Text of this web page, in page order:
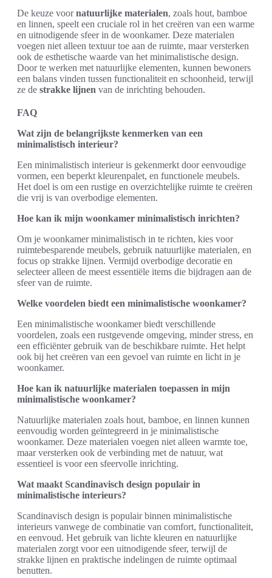
De keuze voornatuurlijke materialen, zoals hout, bamboe
en linnen, speelt een cruciale rol in het creëren van een warme
en uitnodigende sfeer in de woonkamer. Deze materialen
voegen niet alleen textuur toe aan de ruimte, maar versterken
ook de esthetische waarde van het minimalistische design.
Door te werken met natuurlijke elementen, kunnen bewoners
een balans vinden tussen functionaliteit en schoonheid, terwijl
ze de strakke lijnen van de inrichting behouden.
FAQ
Wat zijn de belangrijkste kenmerken van een
minimalistisch interieur?
Een minimalistisch interieur is gekenmerkt door eenvoudige
vormen, een beperkt kleurenpalet, en functionele meubels.
Het doel is om een rustige en overzichtelijke ruimte te creëren
die vrij is van overbodige elementen.
Hoe kan ik mijn woonkamer minimalistisch inrichten?
Om je woonkamer minimalistisch in te richten, kies voor
ruimtebesparende meubels, gebruik natuurlijke materialen, en
focus op strakke lijnen. Vermijd overbodige decoratie en
selecteer alleen de meest essentiële items die bijdragen aan de
sfeer van de ruimte.
Welke voordelen biedt een minimalistische woonkamer?
Een minimalistische woonkamer biedt verschillende
voordelen, zoals een rustgevende omgeving, minder stress, en
een efficiënter gebruik van de beschikbare ruimte. Het helpt
ook bij het creëren van een gevoel van ruimte en licht in je
woonkamer.
Hoe kan ik natuurlijke materialen toepassen in mijn
minimalistische woonkamer?
Natuurlijke materialen zoals hout, bamboe, en linnen kunnen
eenvoudig worden geïntegreerd in je minimalistische
woonkamer. Deze materialen voegen niet alleen warmte toe,
maar versterken ook de verbinding met de natuur, wat
essentieel is voor een sfeervolle inrichting.
Wat maakt Scandinavisch design populair in
minimalistische interieurs?
Scandinavisch design is populair binnen minimalistische
interieurs vanwege de combinatie van comfort, functionaliteit,
en eenvoud. Het gebruik van lichte kleuren en natuurlijke
materialen zorgt voor een uitnodigende sfeer, terwijl de
strakke lijnen en praktische indelingen de ruimte optimaal
benutten.